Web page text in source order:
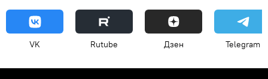
VK Rutube Дзен Telegram